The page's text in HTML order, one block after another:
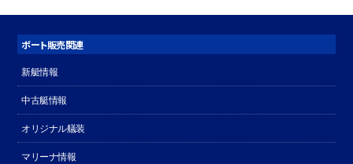
ボート販売関連
新艇情報
中古艇情報
オリジナル艤装
マリーナ情報